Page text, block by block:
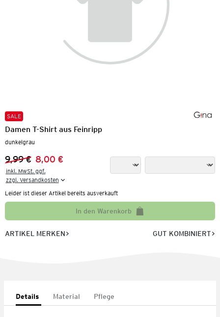
SALE
Damen T-Shirt aus Feinripp
dunkelgrau
Vorheriger Preis:
9,99 €
Neuer Preis:
8,00 €
inkl. MwSt. ggf.
zzgl. Versandkosten
Leider ist dieser Artikel bereits ausverkauft
In den Warenkorb
ARTIKEL MERKEN GUT KOMBINIERT
Details Material Pflege